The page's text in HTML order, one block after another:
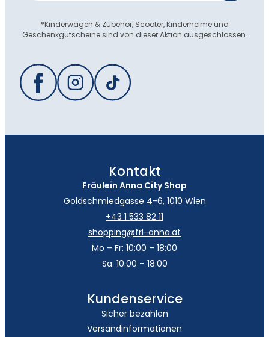
*Kinderwägen & Zubehör, Scooter, Kinderhelme und
Geschenkgutscheine sind von dieser Aktion ausgeschlossen.
Kontakt
Fräulein Anna City Shop
Goldschmiedgasse 4-6, 1010 Wien
+43 1 533 82 11
shopping@frl-anna.at
Mo – Fr: 10:00 – 18:00
Sa: 10:00 – 18:00
Kundenservice
Sicher bezahlen
Versandinformationen